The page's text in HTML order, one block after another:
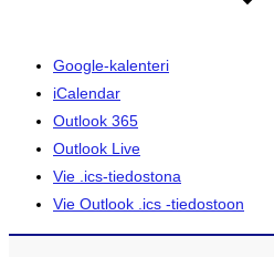
Google-kalenteri
iCalendar
Outlook 365
Outlook Live
Vie .ics-tiedostona
Vie Outlook .ics -tiedostoon